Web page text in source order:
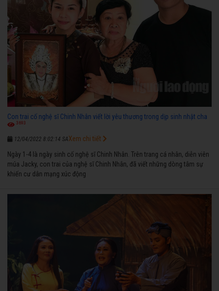
Con trai cố nghệ sĩ Chinh Nhân viết lời yêu thương trong dịp sinh nhật cha
3693
12/04/2022 8:02:14 SA
Ngày 1-4 là ngày sinh cố nghệ sĩ Chinh Nhân. Trên trang cá nhân, diễn viên
múa Jacky, con trai của nghệ sĩ Chinh Nhân, đã viết những dòng tâm sự
khiến cư dân mạng xúc động
Xem chi tiết